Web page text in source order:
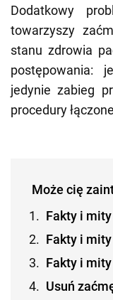
Dodatkowy
towarzyszy
stanu zdrowia
postępowania:
jedynie zabieg
procedury
Może cię
Fakty i
Fakty i
Fakty i
Usuń